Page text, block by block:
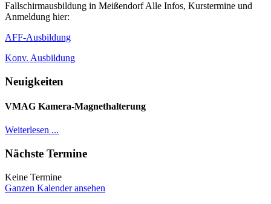
Fallschirmausbildung in Meißendorf Alle Infos, Kurstermine und
Anmeldung hier:
AFF-Ausbildung
Konv. Ausbildung
Neuigkeiten
VMAG Kamera-Magnethalterung
Weiterlesen ...
Nächste Termine
Keine Termine
Ganzen Kalender ansehen